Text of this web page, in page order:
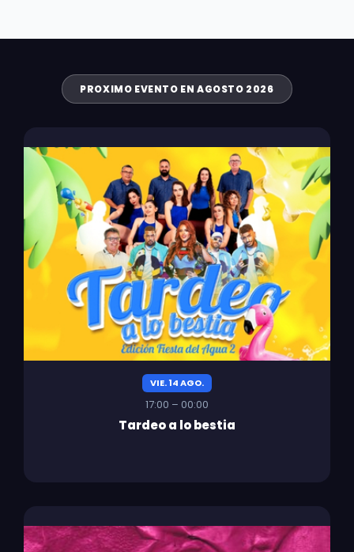
PROXIMO EVENTO EN AGOSTO 2026
VIE. 14 AGO.
17:00 – 00:00
Tardeo a lo bestia